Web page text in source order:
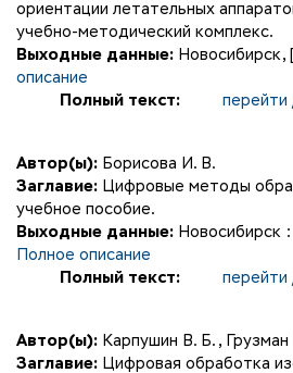
ориентации летательных
учебно-методический комплекс.
Выходные данные:
описание
Полный текст:
перейти
Автор(ы): Борисова И. В.
Заглавие: Цифровые методы
учебное пособие.
Выходные данные: Новосибирск
Полное описание
Полный текст:
перейти
Автор(ы): Карпушин В. Б. ,
Заглавие: Цифровая обработка